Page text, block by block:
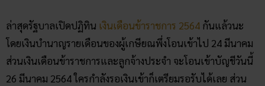
ล่าสุดรัฐบาลเปิดปฏิทิน เงินเดือนข้าราชการ 2564 กันแล้วนะ
โดยเงินบำนาญรายเดือนของผู้เกษียณพึ่งโอนเข้าไป 24 มีนาคม
ส่วนเงินเดือนข้าราชการและลูกจ้างประจำ จะโอนเข้าบัญชีวันนี้
26 มีนาคม 2564 ใครกำลังรอเงินเข้าก็เตรียมรอรับได้เลย ส่วน